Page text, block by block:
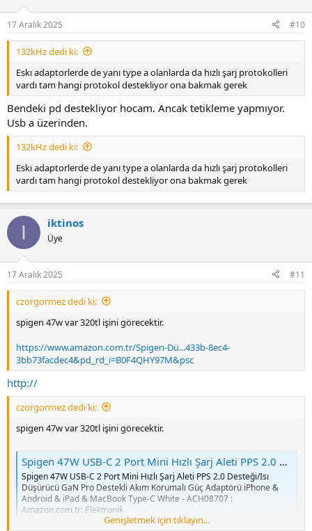
17 Aralık 2025 #10
132kHz dedi ki:
Eskı adaptorlerde de yanı type a olanlarda da hızlı şarj protokolleri
vardı tam hangi protokol destekliyor ona bakmak gerek
Bendeki pd destekliyor hocam. Ancak tetikleme yapmıyor.
Usb a üzerinden.
132kHz dedi ki:
Eskı adaptorlerde de yanı type a olanlarda da hızlı şarj protokolleri
vardı tam hangi protokol destekliyor ona bakmak gerek
I iktinos
Üye
17 Aralık 2025 #11
czorgormez dedi ki:
spigen 47w var 320tl işini görecektir.
https://www.amazon.com.tr/Spigen-Dü...433b-8ec4-
3bb73facdec4&pd_rd_i=B0F4QHY97M&psc
http://
czorgormez dedi ki:
spigen 47w var 320tl işini görecektir.
Spigen 47W USB-C 2 Port Mini Hızlı Şarj Aleti PPS 2.0 Desteği/Isı Düşürücü GaN Pro Destekli Akım Korumalı Güç Adaptörü iPhone & Android & iPad & MacBook Type-C White - ACH08707 : Amazon.com.tr: Elektronik
Spigen 47W USB-C 2 Port Mini Hızlı Şarj Aleti PPS 2.0 Desteği/Isı
Düşürücü GaN Pro Destekli Akım Korumalı Güç Adaptörü iPhone &
Android & iPad & MacBook Type-C White - ACH08707 :
Amazon.com.tr: Elektronik
Genişletmek için tıklayın...